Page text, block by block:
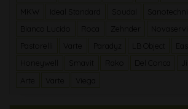
MKW
Ideal Standard Sanotechnik
Bianco Lucido
Zehnder Novaservis
Pastorelli
Varte LB Object
Honeywell
Smavit Del Conca
Arte
Varte Viega